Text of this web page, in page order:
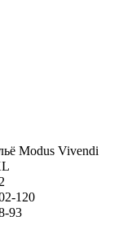
120
93